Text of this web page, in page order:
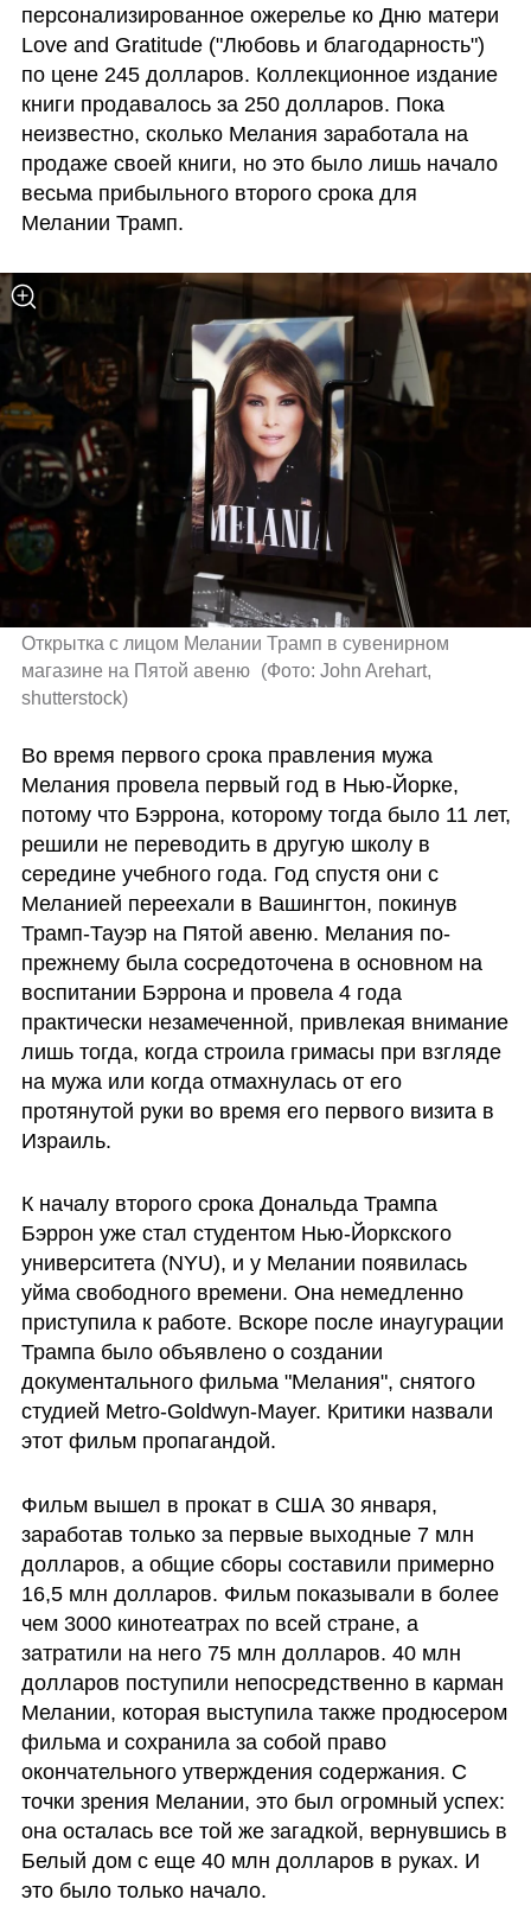
персонализированное ожерелье ко Дню матери
Love and Gratitude ("Любовь и благодарность")
по цене 245 долларов. Коллекционное издание
книги продавалось за 250 долларов. Пока
неизвестно, сколько Мелания заработала на
продаже своей книги, но это было лишь начало
весьма прибыльного второго срока для
Мелании Трамп.
Открытка с лицом Мелании Трамп в сувенирном
магазине на Пятой авеню (Фото: John Arehart,
shutterstock)
Во время первого срока правления мужа
Мелания провела первый год в Нью-Йорке,
потому что Бэррона, которому тогда было 11 лет,
решили не переводить в другую школу в
середине учебного года. Год спустя они с
Меланией переехали в Вашингтон, покинув
Трамп-Тауэр на Пятой авеню. Мелания по-
прежнему была сосредоточена в основном на
воспитании Бэррона и провела 4 года
практически незамеченной, привлекая внимание
лишь тогда, когда строила гримасы при взгляде
на мужа или когда отмахнулась от его
протянутой руки во время его первого визита в
Израиль.
К началу второго срока Дональда Трампа
Бэррон уже стал студентом Нью-Йоркского
университета (NYU), и у Мелании появилась
уйма свободного времени. Она немедленно
приступила к работе. Вскоре после инаугурации
Трампа было объявлено о создании
документального фильма "Мелания", снятого
студией Metro-Goldwyn-Mayer. Критики назвали
этот фильм пропагандой.
Фильм вышел в прокат в США 30 января,
заработав только за первые выходные 7 млн
долларов, а общие сборы составили примерно
16,5 млн долларов. Фильм показывали в более
чем 3000 кинотеатрах по всей стране, а
затратили на него 75 млн долларов. 40 млн
долларов поступили непосредственно в карман
Мелании, которая выступила также продюсером
фильма и сохранила за собой право
окончательного утверждения содержания. С
точки зрения Мелании, это был огромный успех:
она осталась все той же загадкой, вернувшись в
Белый дом с еще 40 млн долларов в руках. И
это было только начало.